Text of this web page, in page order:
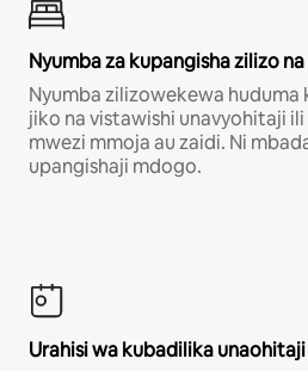
Nyumba za kupangisha zilizo
Nyumba zilizowekewa huduma
jiko na vistawishi unavyohitaji
mwezi mmoja au zaidi. Ni
upangishaji mdogo.
Urahisi wa kubadilika unaohitaji